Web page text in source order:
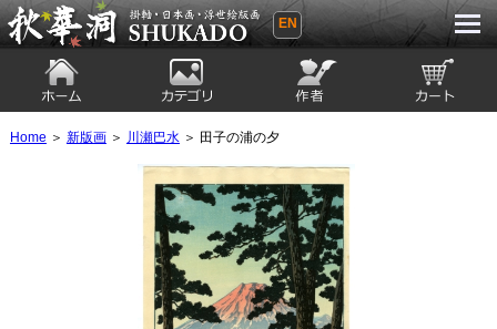
秋華洞 SHUKADO 掛軸・日本画・浮世
EN
Home ＞ 新版画＞ 川瀬巴水＞ 田子の浦の夕